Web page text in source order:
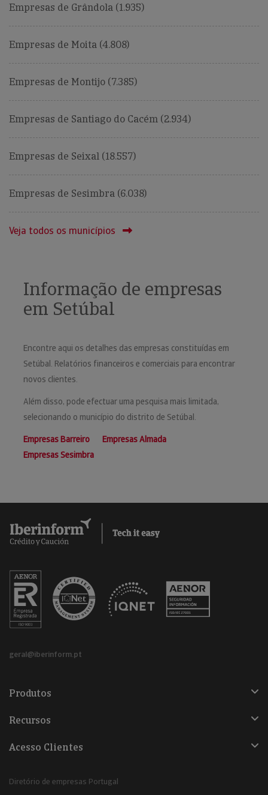
Empresas de Grândola (1.935)
Empresas de Moita (4.808)
Empresas de Montijo (7.385)
Empresas de Santiago do Cacém (2.934)
Empresas de Seixal (18.557)
Empresas de Sesimbra (6.038)
Veja todos os municípios
Informação de empresas
em Setúbal
Encontre aqui os detalhes das empresas constituídas em
Setúbal. Relatórios financeiros e comerciais para encontrar
novos clientes.
Além disso, pode efectuar uma pesquisa mais limitada,
selecionando o município do distrito de Setúbal.
Empresas Barreiro
Empresas Almada
Empresas Sesimbra
geral@iberinform.pt
Produtos
Recursos
Acesso Clientes
Diretório de empresas Portugal